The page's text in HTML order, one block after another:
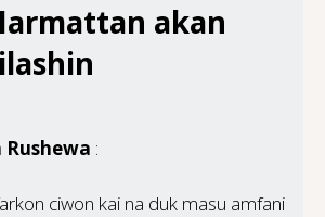
akan
Rushewa :
ciwon kai na duk masu amfani